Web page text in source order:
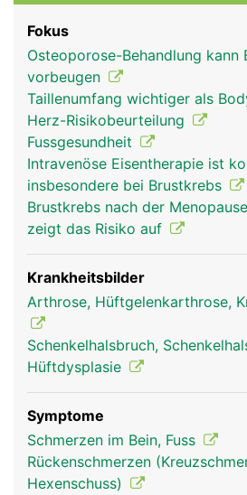
Rubriken
grösste Anteil des
Oberschenkelknochens
Hüftpfanne des Beckens
Bewegungsausmass etwas
Kugelgelenk der Schulter. Damit
aufeinander reiben, sind sie mit
bezogen und in
Hüftgelenk wird von einer
umgeben und durch kräftige
umliegenden Muskeln
des Beines wird durch das
Gelenk, Bändern und Muskeln
Fokus
Osteoporose-Behandlung kann
vorbeugen
Taillenumfang wichtiger als
Herz-Risikobeurteilung
Fussgesundheit
Intravenöse Eisentherapie ist
insbesondere bei Brustkrebs
Brustkrebs nach der
zeigt das Risiko auf
Krankheitsbilder
Arthrose, Hüftgelenkarthrose,
Schenkelhalsbruch,
Hüftdysplasie
Symptome
Schmerzen im Bein, Fuss
Rückenschmerzen
Hexenschuss)